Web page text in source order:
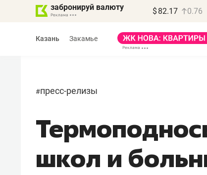
забронируй валюту $ 82.17 0.76
Казань Закамье
#пресс-релизы
школ и